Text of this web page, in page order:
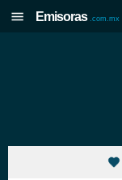
Emisoras .com.mx